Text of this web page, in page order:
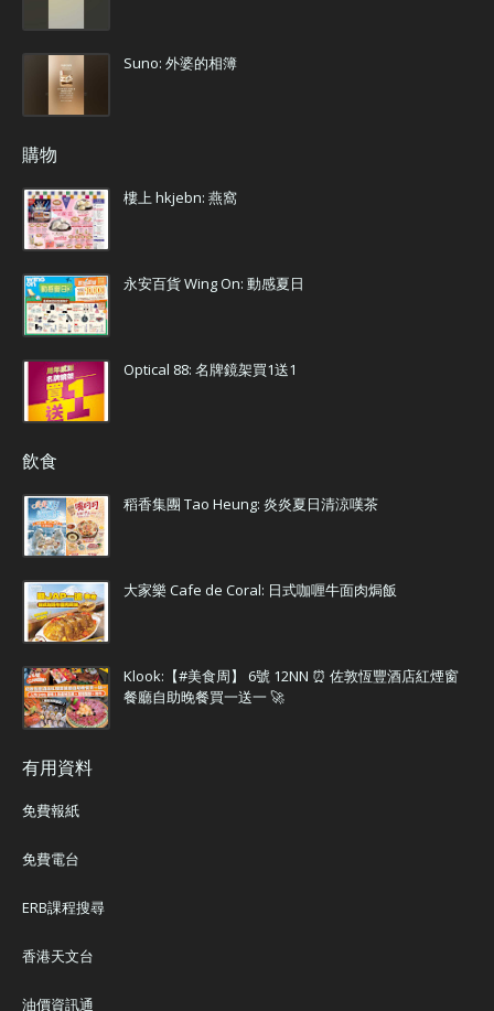
Suno: 外婆的相簿
購物
樓上 hkjebn: 燕窩
永安百貨 Wing On: 動感夏日
Optical 88: 名牌鏡架買1送1
飲食
稻香集團 Tao Heung: 炎炎夏日清涼嘆茶
大家樂 Cafe de Coral: 日式咖喱牛面肉焗飯
Klook:【#美食周】 6號 12NN ⏰ 佐敦恆豐酒店紅煙窗
餐廳自助晚餐買一送一 🚀
有用資料
免費報紙
免費電台
ERB課程搜尋
香港天文台
油價資訊通